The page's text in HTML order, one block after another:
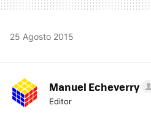
25 Agosto 2015
Manuel Echeverry
Editor